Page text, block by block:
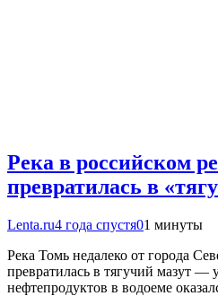
Река в российском
превратилась в
Lenta.ru4 года спустя01 минуты
Река Томь недалеко от города
превратилась в тягучий мазут —
нефтепродуктов в водоеме